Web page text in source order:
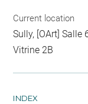
Current location
Sully, [OArt] Salle
Vitrine 2B
INDEX